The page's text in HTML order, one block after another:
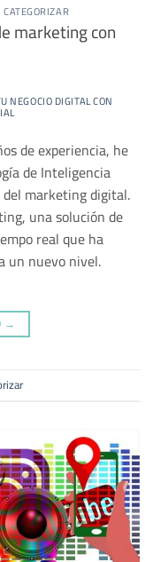
marketing con
NEGOCIO DIGITAL CON
de experiencia, he
de Inteligencia
marketing digital.
una solución de
real que ha
un nuevo nivel.
→